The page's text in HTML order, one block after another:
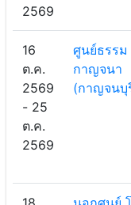
2569
16
ต.ค.
2569
- 25
ต.ค.
2569
ศูนย์ธรรม
กาญจนา
(กาญจนบุ